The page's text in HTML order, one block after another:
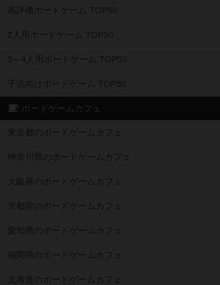
高評価ボードゲーム TOP50
2人用ボードゲーム TOP50
3～4人用ボードゲーム TOP50
子供向けボードゲーム TOP50
ボードゲームカフェ
東京都のボードゲームカフェ
神奈川県のボードゲームカフェ
大阪府のボードゲームカフェ
京都府のボードゲームカフェ
愛知県のボードゲームカフェ
福岡県のボードゲームカフェ
北海道のボードゲームカフェ